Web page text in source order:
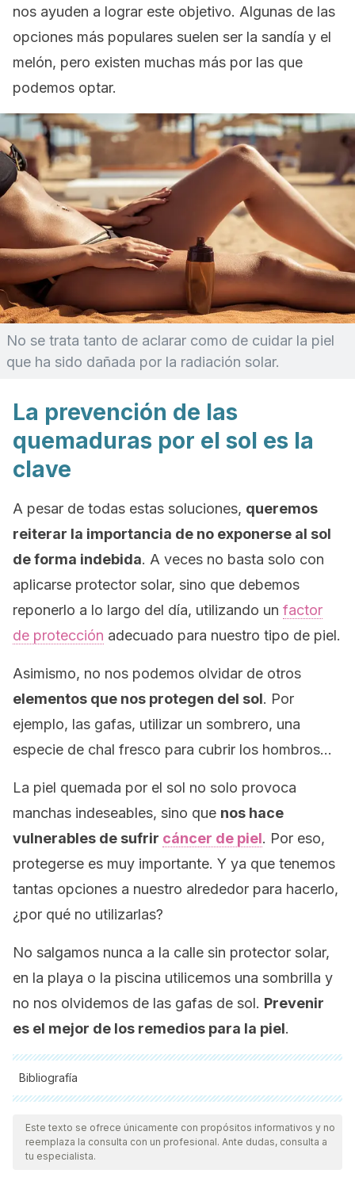
nos ayuden a lograr este objetivo. Algunas de las
opciones más populares suelen ser la sandía y el
melón, pero existen muchas más por las que
podemos optar.
No se trata tanto de aclarar como de cuidar la piel
que ha sido dañada por la radiación solar.
La prevención de las
quemaduras por el sol es la
clave
A pesar de todas estas soluciones, queremos
reiterar la importancia de no exponerse al sol
de forma indebida. A veces no basta solo con
aplicarse protector solar, sino que debemos
reponerlo a lo largo del día, utilizando un factor
de protección adecuado para nuestro tipo de piel.
Asimismo, no nos podemos olvidar de otros
elementos que nos protegen del sol. Por
ejemplo, las gafas, utilizar un sombrero, una
especie de chal fresco para cubrir los hombros…
La piel quemada por el sol no solo provoca
manchas indeseables, sino que nos hace
vulnerables de sufrir cáncer de piel. Por eso,
protegerse es muy importante. Y ya que tenemos
tantas opciones a nuestro alrededor para hacerlo,
¿por qué no utilizarlas?
No salgamos nunca a la calle sin protector solar,
en la playa o la piscina utilicemos una sombrilla y
no nos olvidemos de las gafas de sol. Prevenir
es el mejor de los remedios para la piel.
Bibliografía
Todas las fuentes citadas fueron revisadas a profundidad por
nuestro equipo, para asegurar su calidad, confiabilidad,
vigencia y validez.La bibliografía de este artículo fue
Este texto se ofrece únicamente con propósitos informativos y no
reemplaza la consulta con un profesional. Ante dudas, consulta a
tu especialista.